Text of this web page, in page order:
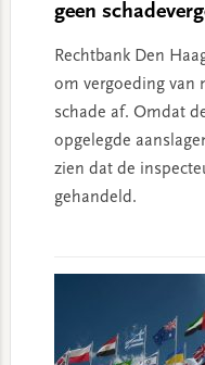
geen
Rechtbank Den
om vergoeding van
schade af. Omdat
opgelegde
zien dat de
gehandeld.